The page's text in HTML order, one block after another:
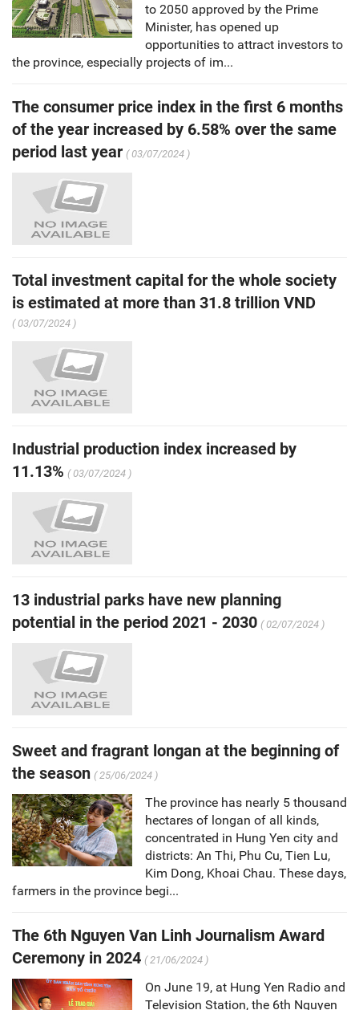
to 2050 approved by the Prime
Minister, has opened up
opportunities to attract investors to
the province, especially projects of im...
The consumer price index in the first 6 months
of the year increased by 6.58% over the same
period last year ( 03/07/2024 )
Total investment capital for the whole society
is estimated at more than 31.8 trillion VND
( 03/07/2024 )
Industrial production index increased by
11.13% ( 03/07/2024 )
13 industrial parks have new planning
potential in the period 2021 - 2030 ( 02/07/2024 )
Sweet and fragrant longan at the beginning of
the season ( 25/06/2024 )
The province has nearly 5 thousand
hectares of longan of all kinds,
concentrated in Hung Yen city and
districts: An Thi, Phu Cu, Tien Lu,
Kim Dong, Khoai Chau. These days,
farmers in the province begi...
The 6th Nguyen Van Linh Journalism Award
Ceremony in 2024 ( 21/06/2024 )
On June 19, at Hung Yen Radio and
Television Station, the 6th Nguyen